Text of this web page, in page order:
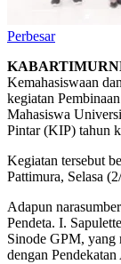
Perbesar
Kemahasiswaan
kegiatan
Mahasiswa
Pintar (KIP) tahun
Kegiatan tersebut
Pattimura, Selasa
Adapun
Pendeta. I.
Sinode GPM, yang
dengan